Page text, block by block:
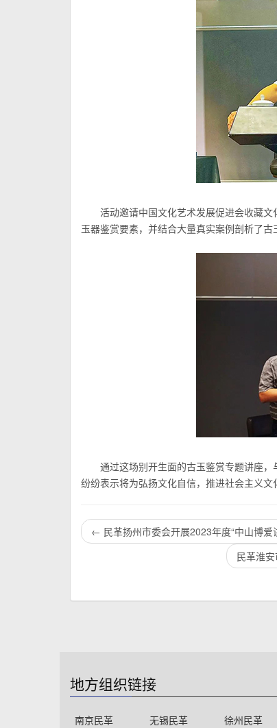
活动邀请中国文化艺术发展促进会收藏
玉器鉴赏要素，并结合大量真实案例剖析了古
通过这场别开生面的古玉鉴赏专题讲座
纷纷表示将为弘扬文化自信，推进社会主义文
← 民革扬州市委会开展2023年度“中山博爱
民革淮
地方组织链接
南京民革 无锡民革 徐州民革